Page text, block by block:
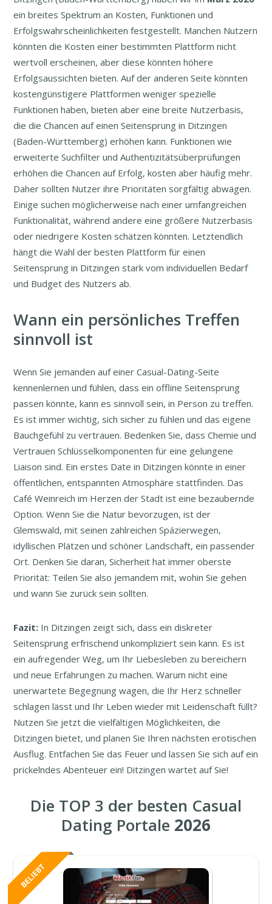
ein breites Spektrum an Kosten, Funktionen und
Erfolgswahrscheinlichkeiten festgestellt. Manchen Nutzern
könnten die Kosten einer bestimmten Plattform nicht
wertvoll erscheinen, aber diese könnten höhere
Erfolgsaussichten bieten. Auf der anderen Seite könnten
kostengünstigere Plattformen weniger spezielle
Funktionen haben, bieten aber eine breite Nutzerbasis,
die die Chancen auf einen Seitensprung in Ditzingen
(Baden-Württemberg) erhöhen kann. Funktionen wie
erweiterte Suchfilter und Authentizitätsüberprüfungen
erhöhen die Chancen auf Erfolg, kosten aber häufig mehr.
Daher sollten Nutzer ihre Prioritäten sorgfältig abwägen.
Einige suchen möglicherweise nach einer umfangreichen
Funktionalität, während andere eine größere Nutzerbasis
oder niedrigere Kosten schätzen könnten. Letztendlich
hängt die Wahl der besten Plattform für einen
Seitensprung in Ditzingen stark vom individuellen Bedarf
und Budget des Nutzers ab.
Wann ein persönliches Treffen
sinnvoll ist
Wenn Sie jemanden auf einer Casual-Dating-Seite
kennenlernen und fühlen, dass ein offline Seitensprung
passen könnte, kann es sinnvoll sein, in Person zu treffen.
Es ist immer wichtig, sich sicher zu fühlen und das eigene
Bauchgefühl zu vertrauen. Bedenken Sie, dass Chemie und
Vertrauen Schlüsselkomponenten für eine gelungene
Liaison sind. Ein erstes Date in Ditzingen könnte in einer
öffentlichen, entspannten Atmosphäre stattfinden. Das
Café Weinreich im Herzen der Stadt ist eine bezaubernde
Option. Wenn Sie die Natur bevorzugen, ist der
Glemswald, mit seinen zahlreichen Spázierwegen,
idyllischen Plätzen und schöner Landschaft, ein passender
Ort. Denken Sie daran, Sicherheit hat immer oberste
Priorität: Teilen Sie also jemandem mit, wohin Sie gehen
und wann Sie zurück sein sollten.
Fazit: In Ditzingen zeigt sich, dass ein diskreter
Seitensprung erfrischend unkompliziert sein kann. Es ist
ein aufregender Weg, um Ihr Liebesleben zu bereichern
und neue Erfahrungen zu machen. Warum nicht eine
unerwartete Begegnung wagen, die Ihr Herz schneller
schlagen lässt und Ihr Leben wieder mit Leidenschaft füllt?
Nutzen Sie jetzt die vielfältigen Möglichkeiten, die
Ditzingen bietet, und planen Sie Ihren nächsten erotischen
Ausflug. Entfachen Sie das Feuer und lassen Sie sich auf ein
prickelndes Abenteuer ein! Ditzingen wartet auf Sie!
Die TOP 3 der besten Casual
Dating Portale 2026